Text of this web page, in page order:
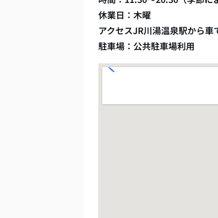
休業日：木曜
アクセスJR川湯温泉駅から
駐車場：公共駐車場利用